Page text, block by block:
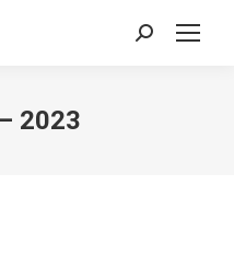
Search:
2023